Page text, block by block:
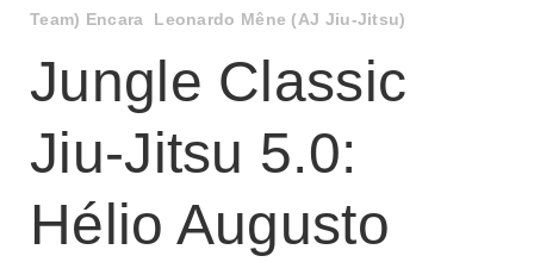
Team) Encara Leonardo Mêne (AJ Jiu-Jitsu)
Jungle Classic
Jiu-Jitsu 5.0:
Hélio Augusto